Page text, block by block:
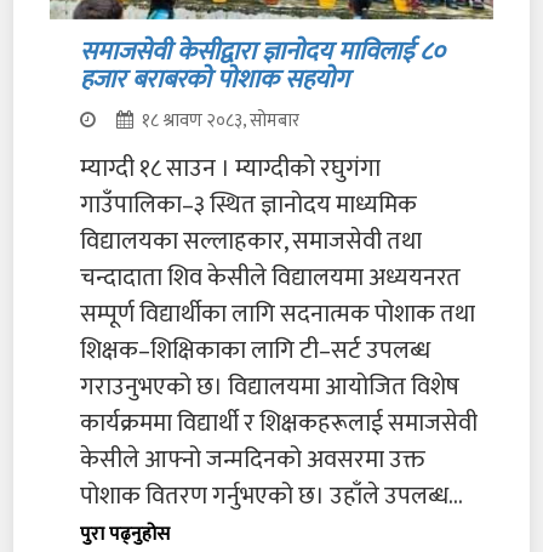
समाजसेवी केसीद्वारा ज्ञानोदय माविलाई ८०
हजार बराबरको पोशाक सहयोग
१८ श्रावण २०८३, सोमबार
म्याग्दी १८ साउन । म्याग्दीको रघुगंगा
गाउँपालिका–३ स्थित ज्ञानोदय माध्यमिक
विद्यालयका सल्लाहकार, समाजसेवी तथा
चन्दादाता शिव केसीले विद्यालयमा अध्ययनरत
सम्पूर्ण विद्यार्थीका लागि सदनात्मक पोशाक तथा
शिक्षक–शिक्षिकाका लागि टी–सर्ट उपलब्ध
गराउनुभएको छ। विद्यालयमा आयोजित विशेष
कार्यक्रममा विद्यार्थी र शिक्षकहरूलाई समाजसेवी
केसीले आफ्नो जन्मदिनको अवसरमा उक्त
पोशाक वितरण गर्नुभएको छ। उहाँले उपलब्ध...
पुरा पढ्नुहोस